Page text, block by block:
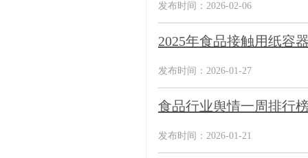
发布时间：2026-02-06
2025年食品接触用纸容
发布时间：2026-01-27
食品行业舆情一周排行
发布时间：2026-01-21